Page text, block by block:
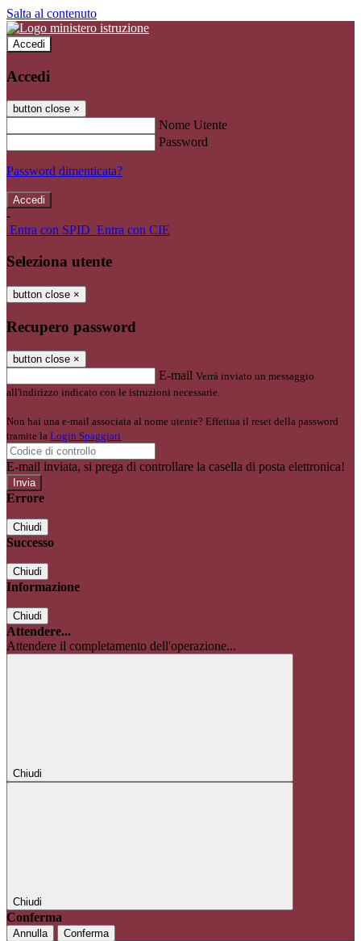
Salta al contenuto
Accedi
Accedi
button close ×
Nome Utente
Password
Password dimenticata?
-
Entra con SPID Entra con CIE
Seleziona utente
button close ×
Recupero password
button close ×
E-mail Verrà inviato un messaggio
all'indirizzo indicato con le istruzioni necessarie.
Non hai una e-mail associata al nome utente? Effettua il reset della password
tramite la Login Spaggiari
E-mail inviata, si prega di controllare la casella di posta elettronica!
Errore
Chiudi
Successo
Chiudi
Informazione
Chiudi
Attendere...
Attendere il completamento dell'operazione...
Chiudi
Chiudi
Conferma
Annulla Conferma